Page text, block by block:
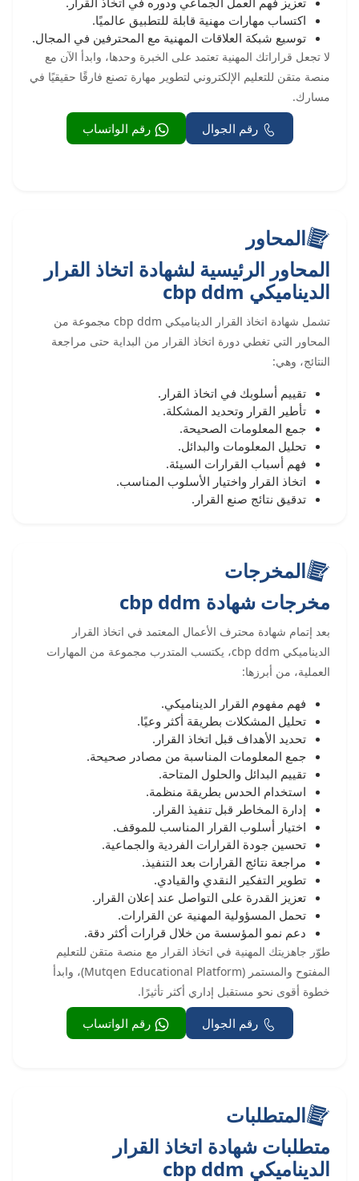
اكتساب مهارات مهنية قابلة للتطبيق عالميًا.
توسيع شبكة العلاقات المهنية مع المحترفين في المجال.
لا تجعل قراراتك المهنية تعتمد على الخبرة وحدها، وابدأ الآن مع
منصة متقن للتعليم الإلكتروني لتطوير مهارة تصنع فارقًا حقيقيًا في
مسارك.
رقم الجوال رقم الواتساب
المحاور
المحاور الرئيسية لشهادة اتخاذ القرار
الديناميكي cbp ddm
تشمل شهادة اتخاذ القرار الديناميكي cbp ddm مجموعة من
المحاور التي تغطي دورة اتخاذ القرار من البداية حتى مراجعة
النتائج، وهي:
تقييم أسلوبك في اتخاذ القرار.
تأطير القرار وتحديد المشكلة.
جمع المعلومات الصحيحة.
تحليل المعلومات والبدائل.
فهم أسباب القرارات السيئة.
اتخاذ القرار واختيار الأسلوب المناسب.
تدقيق نتائج صنع القرار.
المخرجات
مخرجات شهادة cbp ddm
بعد إتمام شهادة محترف الأعمال المعتمد في اتخاذ القرار
الديناميكي cbp ddm، يكتسب المتدرب مجموعة من المهارات
العملية، من أبرزها:
فهم مفهوم القرار الديناميكي.
تحليل المشكلات بطريقة أكثر وعيًا.
تحديد الأهداف قبل اتخاذ القرار.
جمع المعلومات المناسبة من مصادر صحيحة.
تقييم البدائل والحلول المتاحة.
استخدام الحدس بطريقة منظمة.
إدارة المخاطر قبل تنفيذ القرار.
اختيار أسلوب القرار المناسب للموقف.
تحسين جودة القرارات الفردية والجماعية.
مراجعة نتائج القرارات بعد التنفيذ.
تطوير التفكير النقدي والقيادي.
تعزيز القدرة على التواصل عند إعلان القرار.
تحمل المسؤولية المهنية عن القرارات.
دعم نمو المؤسسة من خلال قرارات أكثر دقة.
طوّر جاهزيتك المهنية في اتخاذ القرار مع منصة متقن للتعليم
المفتوح والمستمر (Mutqen Educational Platform)، وابدأ
خطوة أقوى نحو مستقبل إداري أكثر تأثيرًا.
رقم الجوال رقم الواتساب
المتطلبات
متطلبات شهادة اتخاذ القرار
الديناميكي cbp ddm